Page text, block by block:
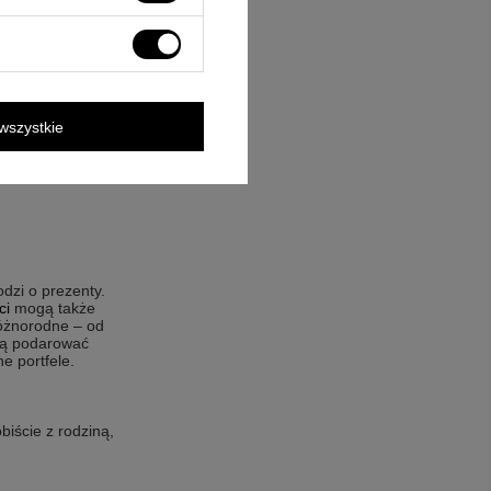
wtedy
a
o prezenty.
mogą także
– od
podarować
portfele.
z rodziną,